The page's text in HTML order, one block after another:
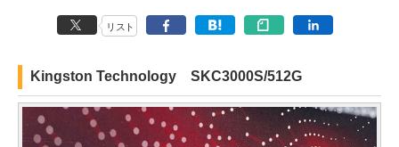
リスト
Kingston Technology SKC3000S/512G